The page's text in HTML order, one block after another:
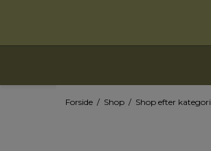
Forside / Shop / Shop efter kategori